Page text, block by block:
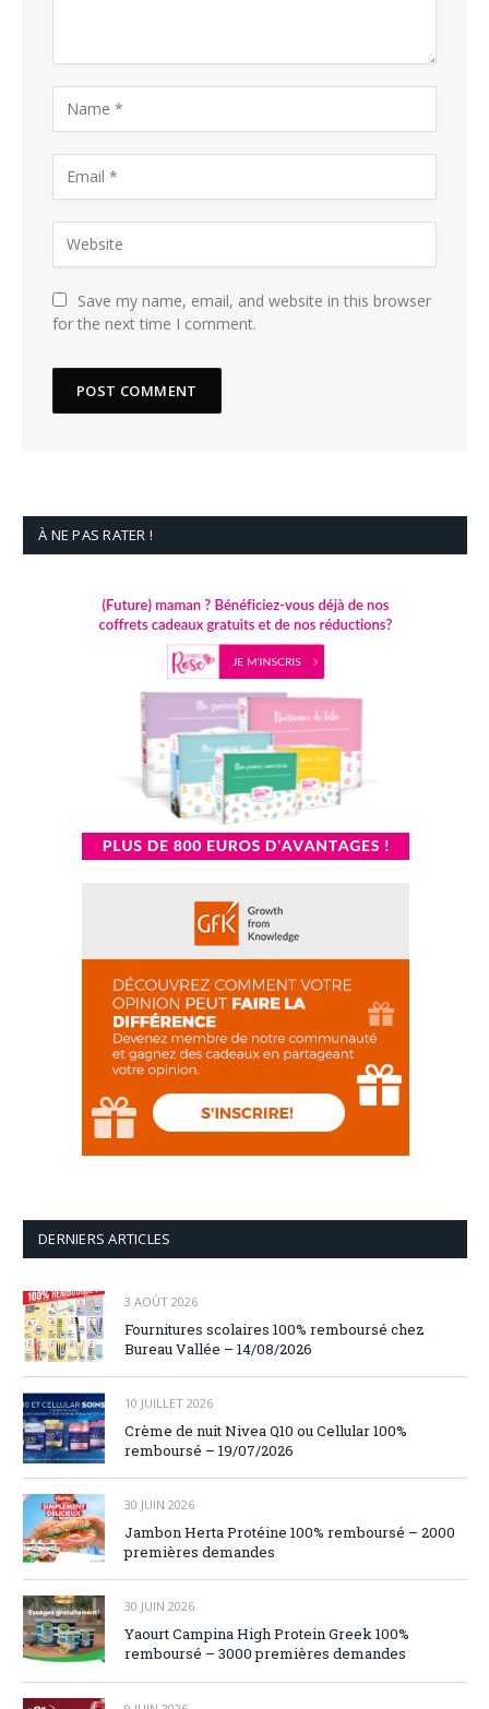
Save my name, email, and website in this browser
for the next time I comment.
À NE PAS RATER !
DERNIERS ARTICLES
3 AOÛT 2026
Fournitures scolaires 100% remboursé chez
Bureau Vallée – 14/08/2026
10 JUILLET 2026
Crème de nuit Nivea Q10 ou Cellular 100%
remboursé – 19/07/2026
30 JUIN 2026
Jambon Herta Protéine 100% remboursé – 2000
premières demandes
30 JUIN 2026
Yaourt Campina High Protein Greek 100%
remboursé – 3000 premières demandes